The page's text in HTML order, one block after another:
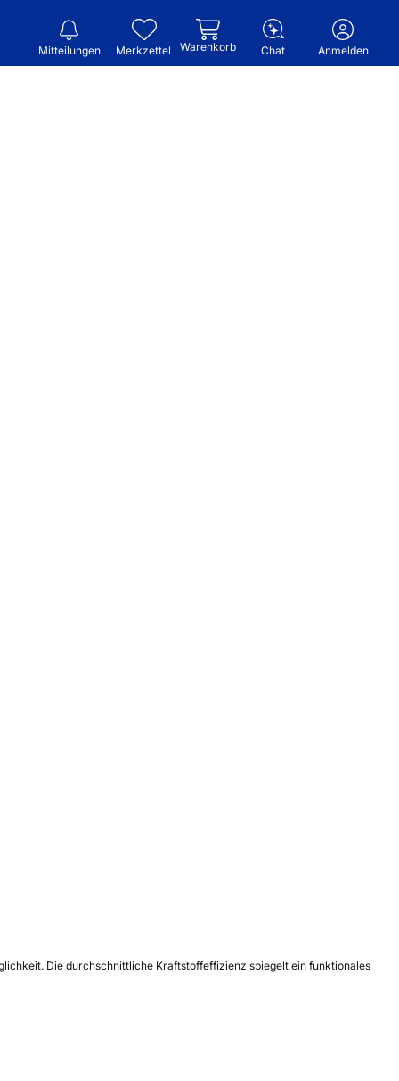
Mitteilungen Merkzettel Warenkorb Chat Anmelden
Die durchschnittliche Kraftstoffeffizienz spiegelt ein funktionales